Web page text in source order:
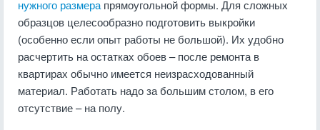
нужного размера прямоугольной формы. Для сложных
образцов целесообразно подготовить выкройки
(особенно если опыт работы не большой). Их удобно
расчертить на остатках обоев – после ремонта в
квартирах обычно имеется неизрасходованный
материал. Работать надо за большим столом, в его
отсутствие – на полу.